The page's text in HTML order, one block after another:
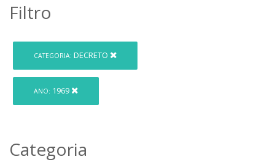
Filtro
CATEGORIA: DECRETO
ANO: 1969
Categoria